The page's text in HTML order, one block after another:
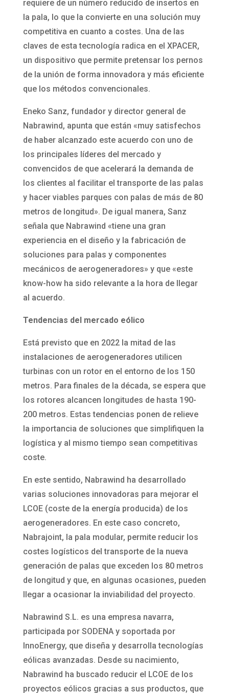
requiere de un número reducido de insertos en
la pala, lo que la convierte en una solución muy
competitiva en cuanto a costes. Una de las
claves de esta tecnología radica en el XPACER,
un dispositivo que permite pretensar los pernos
de la unión de forma innovadora y más eficiente
que los métodos convencionales.
Eneko Sanz, fundador y director general de
Nabrawind, apunta que están «muy satisfechos
de haber alcanzado este acuerdo con uno de
los principales líderes del mercado y
convencidos de que acelerará la demanda de
los clientes al facilitar el transporte de las palas
y hacer viables parques con palas de más de 80
metros de longitud». De igual manera, Sanz
señala que Nabrawind «tiene una gran
experiencia en el diseño y la fabricación de
soluciones para palas y componentes
mecánicos de aerogeneradores» y que «este
know-how ha sido relevante a la hora de llegar
al acuerdo.
Tendencias del mercado eólico
Está previsto que en 2022 la mitad de las
instalaciones de aerogeneradores utilicen
turbinas con un rotor en el entorno de los 150
metros. Para finales de la década, se espera que
los rotores alcancen longitudes de hasta 190-
200 metros. Estas tendencias ponen de relieve
la importancia de soluciones que simplifiquen la
logística y al mismo tiempo sean competitivas
coste.
En este sentido, Nabrawind ha desarrollado
varias soluciones innovadoras para mejorar el
LCOE (coste de la energía producida) de los
aerogeneradores. En este caso concreto,
Nabrajoint, la pala modular, permite reducir los
costes logísticos del transporte de la nueva
generación de palas que exceden los 80 metros
de longitud y que, en algunas ocasiones, pueden
llegar a ocasionar la inviabilidad del proyecto.
Nabrawind S.L. es una empresa navarra,
participada por SODENA y soportada por
InnoEnergy, que diseña y desarrolla tecnologías
eólicas avanzadas. Desde su nacimiento,
Nabrawind ha buscado reducir el LCOE de los
proyectos eólicos gracias a sus productos, que